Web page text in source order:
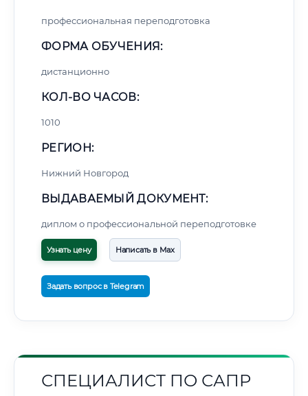
профессиональная переподготовка
ФОРМА ОБУЧЕНИЯ:
дистанционно
КОЛ-ВО ЧАСОВ:
1010
РЕГИОН:
Нижний Новгород
ВЫДАВАЕМЫЙ ДОКУМЕНТ:
диплом о профессиональной переподготовке
Узнать цену Написать в Max
Задать вопрос в Telegram
СПЕЦИАЛИСТ ПО САПР